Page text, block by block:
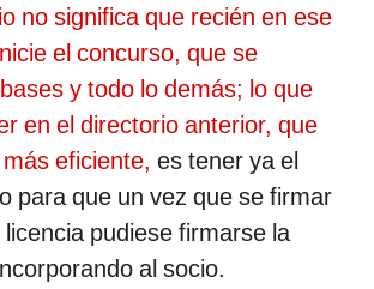
no significa que recién en ese
el concurso, que se
y todo lo demás; lo que
en el directorio anterior, que
eficiente, es tener ya el
para que un vez que se firmar
pudiese firmarse la
al socio.